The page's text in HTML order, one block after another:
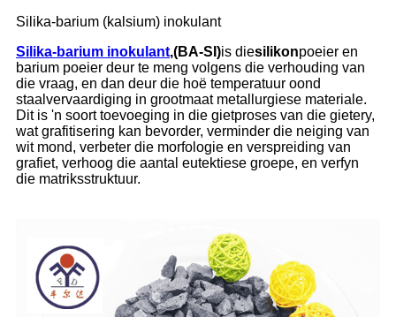
Silika-barium (kalsium) inokulant
Silika-barium inokulant,(BA-SI)is diesilikonpoeier en
barium poeier deur te meng volgens die verhouding van
die vraag, en dan deur die hoë temperatuur oond
staalvervaardiging in grootmaat metallurgiese materiale.
Dit is 'n soort toevoeging in die gietproses van die gietery,
wat grafitisering kan bevorder, verminder die neiging van
wit mond, verbeter die morfologie en verspreiding van
grafiet, verhoog die aantal eutektiese groepe, en verfyn
die matriksstruktuur.